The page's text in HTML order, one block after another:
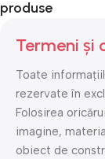
produse
Termeni și
Toate
rezervate în
Folosirea
imagine,
obiect de